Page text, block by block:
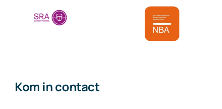
Kom in contact